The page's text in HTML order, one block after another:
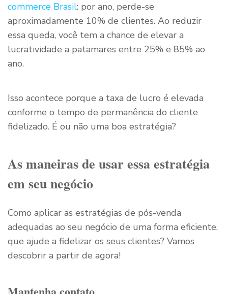
commerce Brasil: por ano, perde-se
aproximadamente 10% de clientes. Ao reduzir
essa queda, você tem a chance de elevar a
lucratividade a patamares entre 25% e 85% ao
ano.
Isso acontece porque a taxa de lucro é elevada
conforme o tempo de permanência do cliente
fidelizado. É ou não uma boa estratégia?
As maneiras de usar essa estratégia
em seu negócio
Como aplicar as estratégias de pós-venda
adequadas ao seu negócio de uma forma eficiente,
que ajude a fidelizar os seus clientes? Vamos
descobrir a partir de agora!